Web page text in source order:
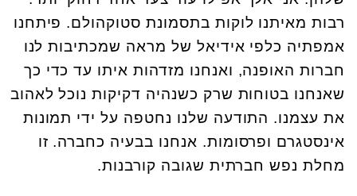
רבות מאיתנו לוקות בתסמונת סטוקהולם. פיתחנו
אמפתיה כלפי אידיאל של מראה שמכתיבות לנו
חברות האופנה, ואנחנו מזדהות איתו עד כדי כך
שאנחנו בטוחות שרק כשנהיה דקיקות נוכל לאהוב
את עצמנו. התודעה שלנו נחטפה על ידי תמונות
אינסטגרם ופרסומות. אנחנו בבעיה כחברה. זו
מחלת נפש חברתית שגובה קורבנות.